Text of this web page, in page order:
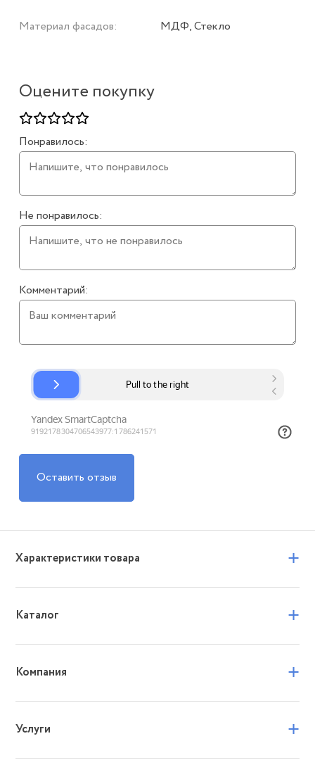
Оцените покупку
Понравилось:
Не понравилось:
Комментарий:
Оставить отзыв
Материал фасадов: МДФ, Стекло
Характеристики товара +
Каталог +
Компания +
Услуги +